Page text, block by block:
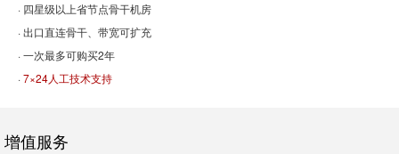
· 四星级以上省节点骨干机房
· 出口直连骨干、带宽可扩充
· 一次最多可购买2年
·7×24人工技术支持
增值服务